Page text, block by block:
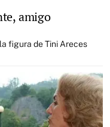
amigo
figura de Tini Areces